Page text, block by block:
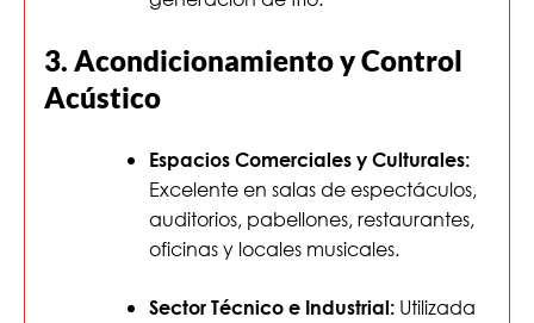
3. Acondicionamiento y Control
Acústico
Espacios Comerciales y Culturales:
Excelente en salas de espectáculos,
auditorios, pabellones, restaurantes,
oficinas y locales musicales.
Sector Técnico e Industrial: Utilizada